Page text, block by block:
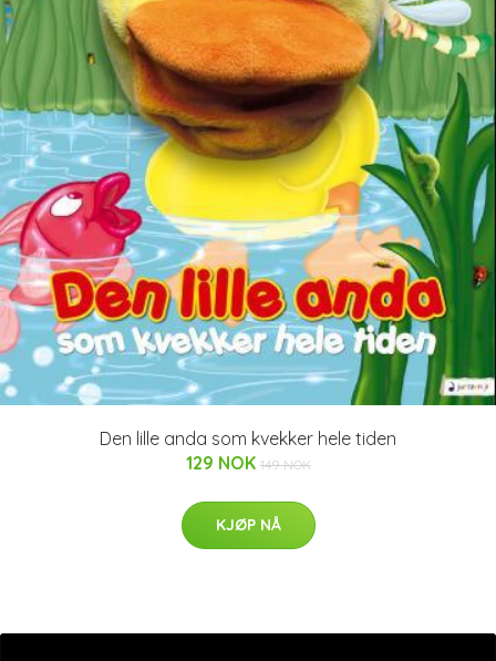
Den lille anda som kvekker hele tiden
129 NOK 149 NOK
KJØP NÅ